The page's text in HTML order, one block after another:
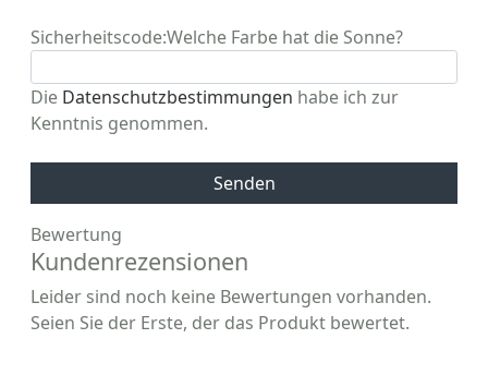
Sicherheitscode:Welche Farbe hat die Sonne?
Die Datenschutzbestimmungen habe ich zur
Kenntnis genommen.
Senden
Bewertung
Kundenrezensionen
Leider sind noch keine Bewertungen vorhanden.
Seien Sie der Erste, der das Produkt bewertet.